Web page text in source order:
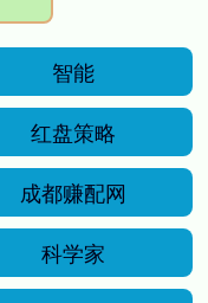
智能
红盘策略
成都赚配网
科学家